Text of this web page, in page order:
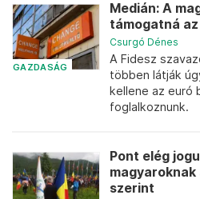
GAZDASÁG
Medián: A
támogatná
Csurgó Dénes
A Fidesz
többen látják
kellene az euró
foglalkoznunk.
Pont elég
szerint